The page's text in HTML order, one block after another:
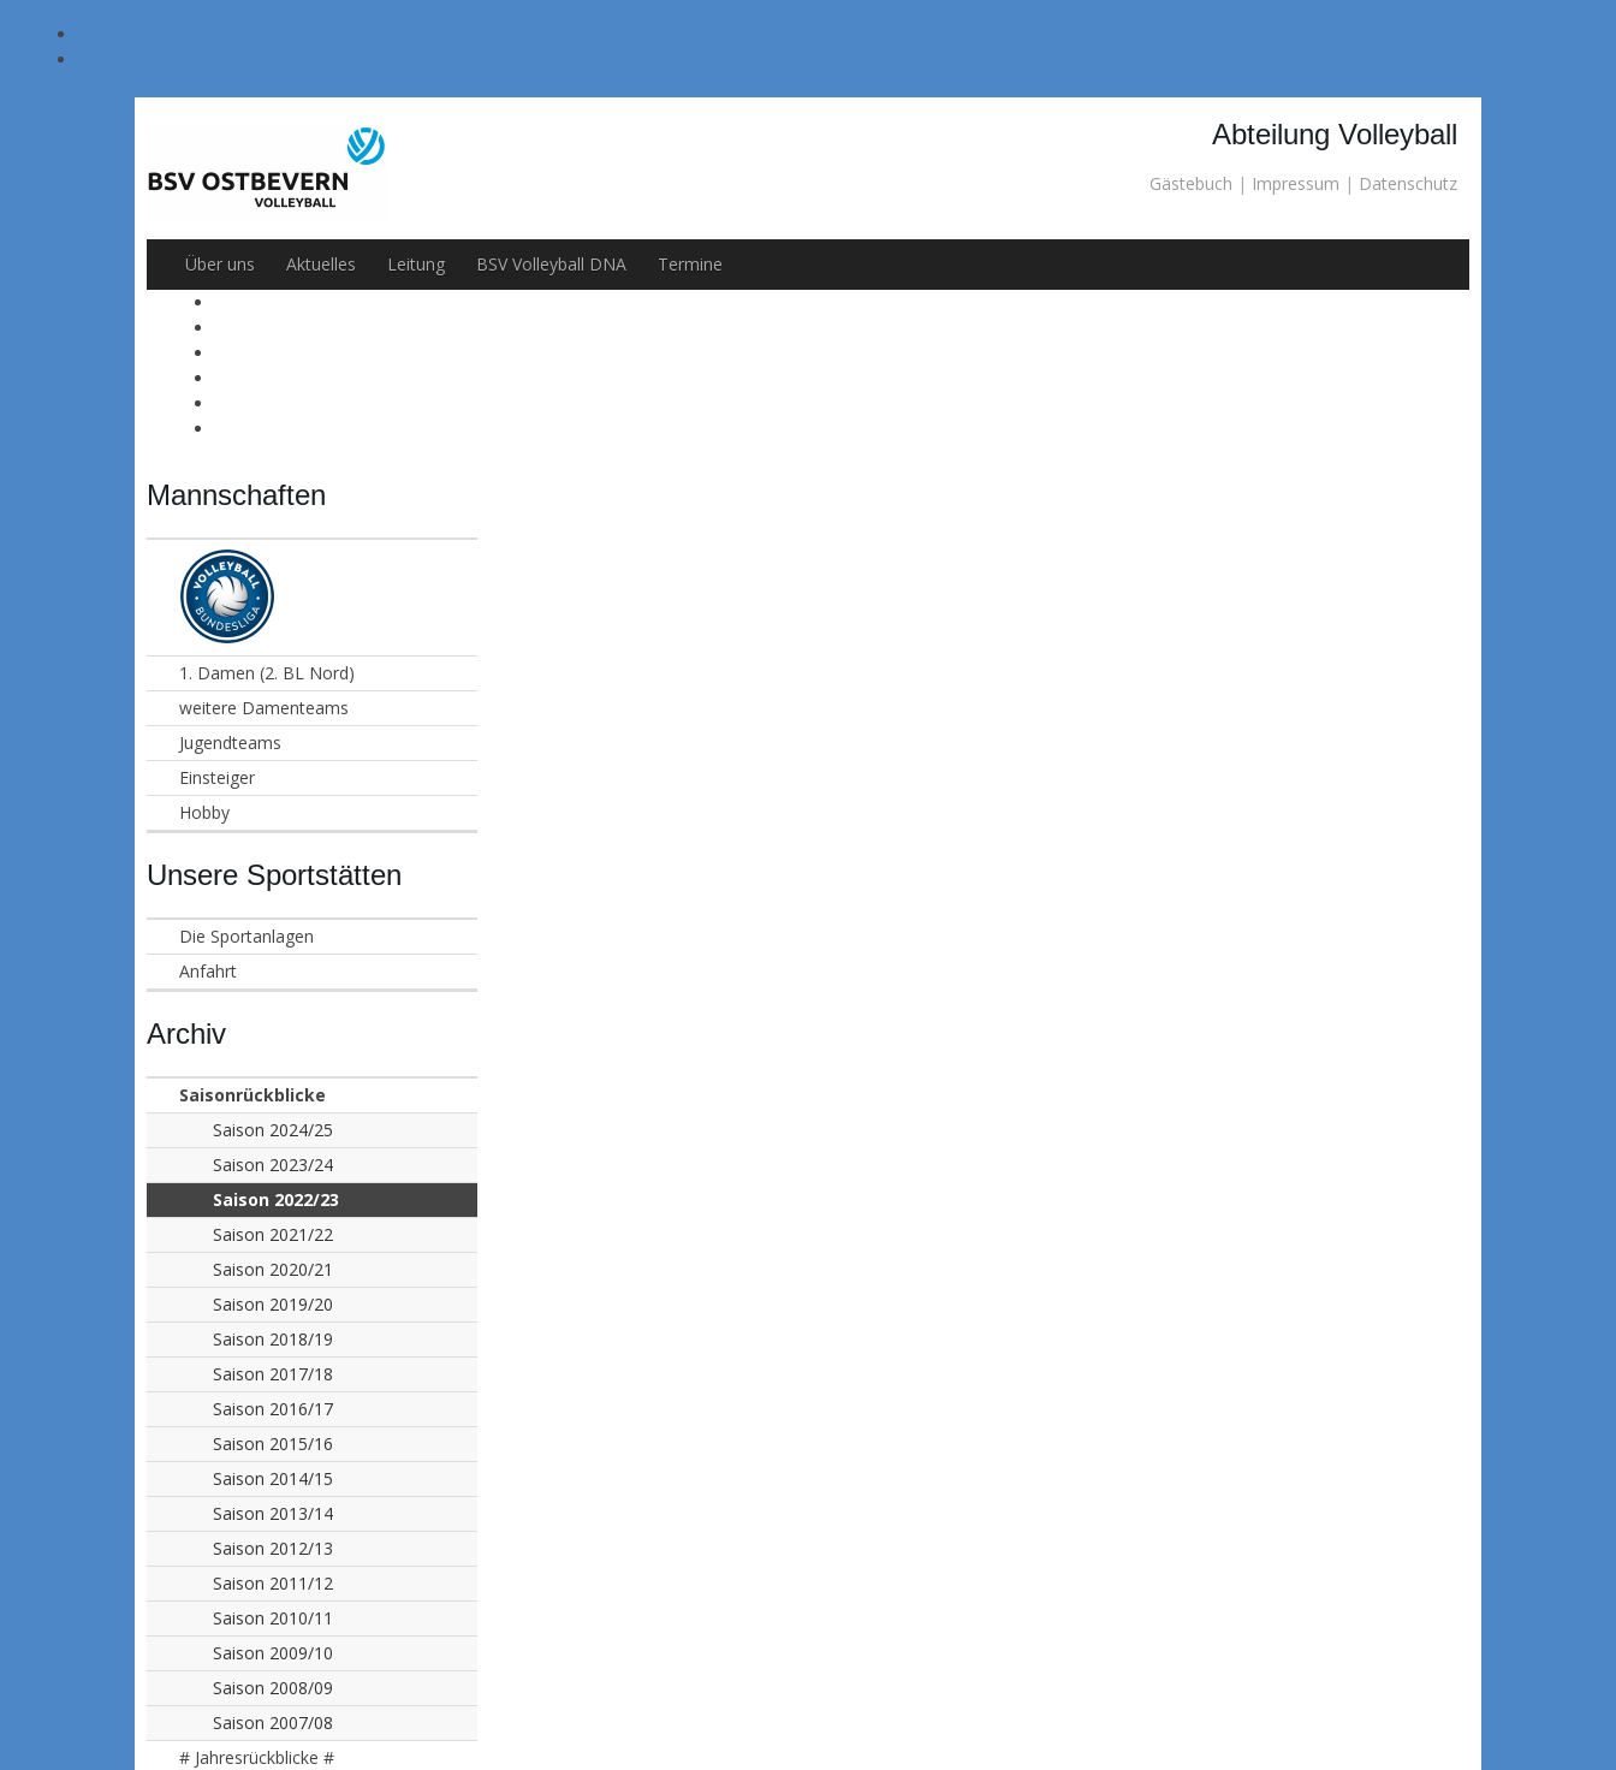
Abteilung Volleyball
Gästebuch | Impressum | Datenschutz
Über uns Aktuelles Leitung BSV Volleyball DNA Termine
Mannschaften
1. Damen (2. BL Nord)
weitere Damenteams
Jugendteams
Einsteiger
Hobby
Unsere Sportstätten
Die Sportanlagen
Anfahrt
Archiv
Saisonrückblicke
Saison 2024/25
Saison 2023/24
Saison 2022/23
Saison 2021/22
Saison 2020/21
Saison 2019/20
Saison 2018/19
Saison 2017/18
Saison 2016/17
Saison 2015/16
Saison 2014/15
Saison 2013/14
Saison 2012/13
Saison 2011/12
Saison 2010/11
Saison 2009/10
Saison 2008/09
Saison 2007/08
# Jahresrückblicke #